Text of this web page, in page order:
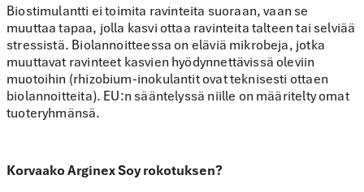
Biostimulantti ei toimita ravinteita suoraan, vaan se
muuttaa tapaa, jolla kasvi ottaa ravinteita talteen tai selviää
stressistä. Biolannoitteessa on eläviä mikrobeja, jotka
muuttavat ravinteet kasvien hyödynnettävissä oleviin
muotoihin (rhizobium-inokulantit ovat teknisesti ottaen
biolannoitteita). EU:n sääntelyssä niille on määritelty omat
tuoteryhmänsä.
Korvaako Arginex Soy rokotuksen?